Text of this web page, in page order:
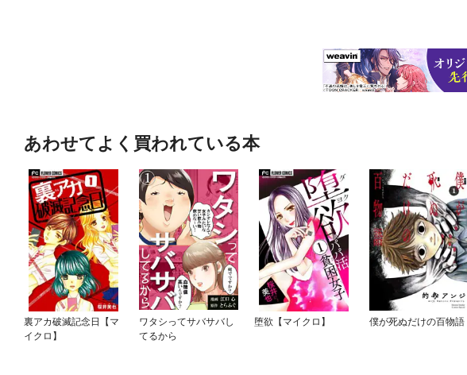
あわせてよく買われている本
裏アカ破滅記念日【マ
イクロ】
ワタシってサバサバし
てるから
堕欲【マイクロ】 僕が死ぬだけの百物語